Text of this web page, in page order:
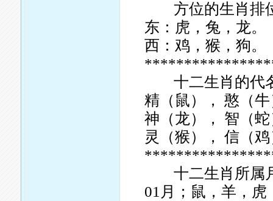
方位的生肖排
东：虎，兔，龙
西：鸡，猴，狗
十二生肖的代
精（鼠）， 憨（
神（龙）， 智（
灵（猴）， 信（
十二生肖所属
01月；鼠，羊，